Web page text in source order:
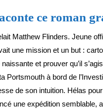
ce roman
Matthew Flinders. Jeune
une mission et un but :
naissante et prouver qu’il
Portsmouth à bord de
de son intuition. Hélas
une expédition semblable,